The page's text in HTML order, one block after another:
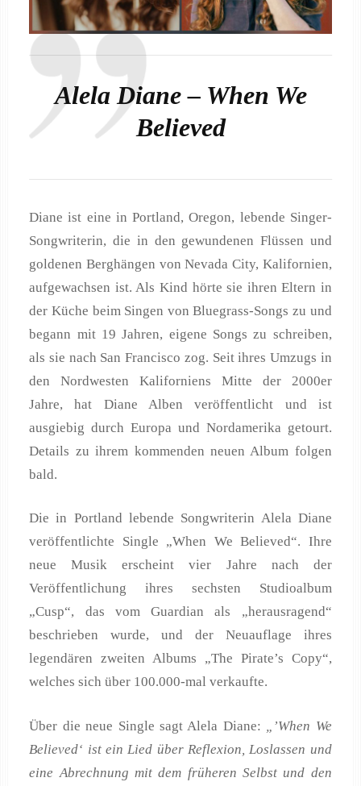
Alela Diane – When We
Believed
Diane ist eine in Portland, Oregon, lebende Singer-
Songwriterin, die in den gewundenen Flüssen und
goldenen Berghängen von Nevada City, Kalifornien,
aufgewachsen ist. Als Kind hörte sie ihren Eltern in
der Küche beim Singen von Bluegrass-Songs zu und
begann mit 19 Jahren, eigene Songs zu schreiben,
als sie nach San Francisco zog. Seit ihres Umzugs in
den Nordwesten Kaliforniens Mitte der 2000er
Jahre, hat Diane Alben veröffentlicht und ist
ausgiebig durch Europa und Nordamerika getourt.
Details zu ihrem kommenden neuen Album folgen
bald.
Die in Portland lebende Songwriterin Alela Diane
veröffentlichte Single „When We Believed“. Ihre
neue Musik erscheint vier Jahre nach der
Veröffentlichung ihres sechsten Studioalbum
„Cusp“, das vom Guardian als „herausragend“
beschrieben wurde, und der Neuauflage ihres
legendären zweiten Albums „The Pirate’s Copy“,
welches sich über 100.000-mal verkaufte.
Über die neue Single sagt Alela Diane: „’When We
Believed‘ ist ein Lied über Reflexion, Loslassen und
eine Abrechnung mit dem früheren Selbst und den